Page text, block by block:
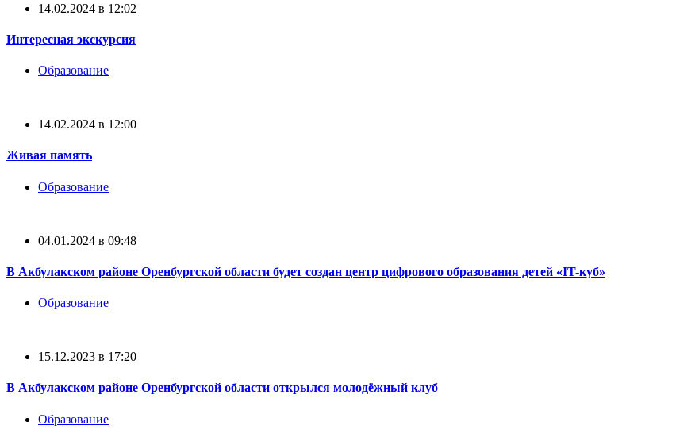
14.02.2024 в 12:02
Интересная экскурсия
Образование
14.02.2024 в 12:00
Живая память
Образование
04.01.2024 в 09:48
В Акбулакском районе Оренбургской области будет создан центр цифрового образования детей «IT-куб»
Образование
15.12.2023 в 17:20
В Акбулакском районе Оренбургской области открылся молодёжный клуб
Образование